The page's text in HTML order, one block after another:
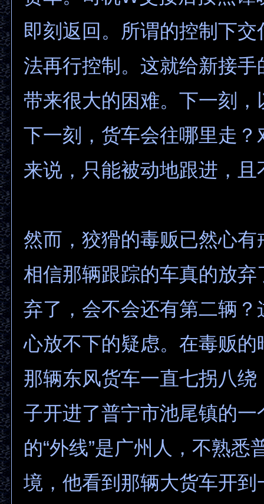
即刻返回。所谓的控制下交
法再行控制。这就给新接手
带来很大的困难。下一刻，
下一刻，货车会往哪里走？
来说，只能被动地跟进，且
然而，狡猾的毒贩已然心有
相信那辆跟踪的车真的放弃
弃了，会不会还有第二辆？
心放不下的疑虑。在毒贩的
那辆东风货车一直七拐八绕
子开进了普宁市池尾镇的一
的“外线”是广州人，不熟悉
境，他看到那辆大货车开到